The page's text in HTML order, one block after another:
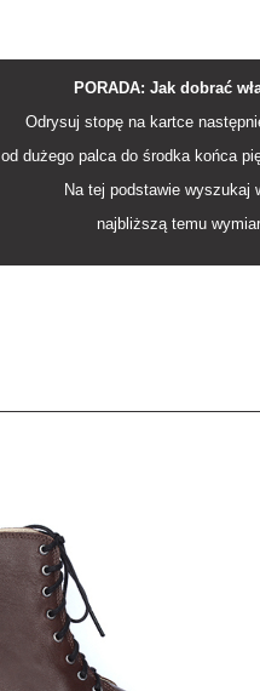
PORADA: Jak dobrać
Odrysuj stopę na kartce
od dużego palca do środka końca
Na tej podstawie wyszukaj
najbliższą temu